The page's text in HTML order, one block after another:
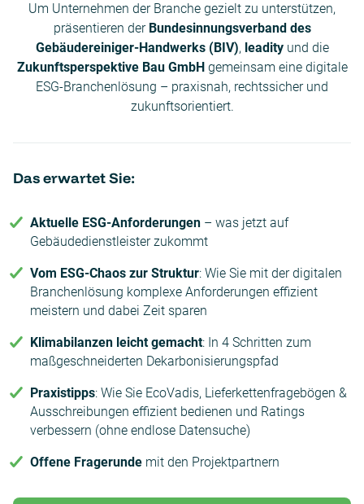
Um Unternehmen der Branche gezielt zu unterstützen,
präsentieren der Bundesinnungsverband des
Gebäudereiniger-Handwerks (BIV), leadityund die
Zukunftsperspektive Bau GmbH gemeinsam eine digitale
ESG-Branchenlösung – praxisnah, rechtssicher und
zukunftsorientiert.
Das erwartet Sie:
Aktuelle ESG-Anforderungen – was jetzt auf
Gebäudedienstleister zukommt
Vom ESG-Chaos zur Struktur: Wie Sie mit der digitalen
Branchenlösung komplexe Anforderungen effizient
meistern und dabei Zeit sparen
Klimabilanzen leicht gemacht: In 4 Schritten zum
maßgeschneiderten Dekarbonisierungspfad
Praxistipps: Wie Sie EcoVadis, Lieferkettenfragebögen &
Ausschreibungen effizient bedienen und Ratings
verbessern (ohne endlose Datensuche)
Offene Fragerunde mit den Projektpartnern